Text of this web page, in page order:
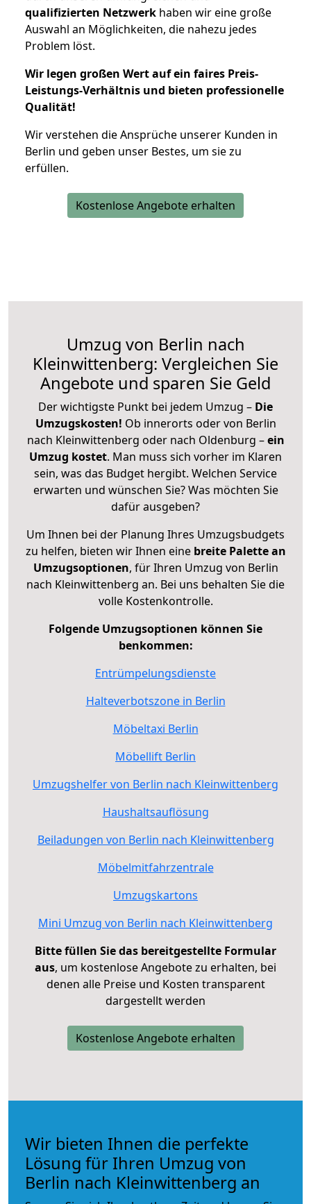
qualifizierten Netzwerk haben wir eine große
Auswahl an Möglichkeiten, die nahezu jedes
Problem löst.
Wir legen großen Wert auf ein faires Preis-
Leistungs-Verhältnis und bieten professionelle
Qualität!
Wir verstehen die Ansprüche unserer Kunden in
Berlin und geben unser Bestes, um sie zu
erfüllen.
Kostenlose Angebote erhalten
Umzug von Berlin nach
Kleinwittenberg: Vergleichen Sie
Angebote und sparen Sie Geld
Der wichtigste Punkt bei jedem Umzug – Die
Umzugskosten! Ob innerorts oder von Berlin
nach Kleinwittenberg oder nach Oldenburg –ein
Umzug kostet. Man muss sich vorher im Klaren
sein, was das Budget hergibt. Welchen Service
erwarten und wünschen Sie? Was möchten Sie
dafür ausgeben?
Um Ihnen bei der Planung Ihres Umzugsbudgets
zu helfen, bieten wir Ihnen eine breite Palette an
Umzugsoptionen, für Ihren Umzug von Berlin
nach Kleinwittenberg an. Bei uns behalten Sie die
volle Kostenkontrolle.
Folgende Umzugsoptionen können Sie
benkommen:
Entrümpelungsdienste
Halteverbotszone in Berlin
Möbeltaxi Berlin
Möbellift Berlin
Umzugshelfer von Berlin nach Kleinwittenberg
Haushaltsauflösung
Beiladungen von Berlin nach Kleinwittenberg
Möbelmitfahrzentrale
Umzugskartons
Mini Umzug von Berlin nach Kleinwittenberg
Bitte füllen Sie das bereitgestellte Formular
aus, um kostenlose Angebote zu erhalten, bei
denen alle Preise und Kosten transparent
dargestellt werden
Kostenlose Angebote erhalten
Wir bieten Ihnen die perfekte
Lösung für Ihren Umzug von
Berlin nach Kleinwittenberg an